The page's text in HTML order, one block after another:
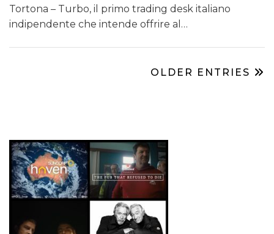
Tortona – Turbo, il primo trading desk italiano
indipendente che intende offrire al…
OLDER ENTRIES